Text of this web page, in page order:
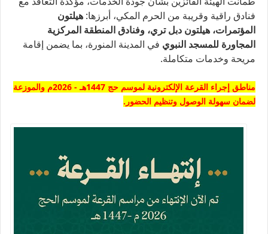
فنادق راقية وقريبة من الحرم المكي، أبرزها: هيلتون
المؤتمرات، هيلتون دبل تري، وفنادق المنطقة المركزية
المجاورة للمسجد النبوي في المدينة المنورة، بما يضمن إقامة
مريحة وخدمات متكاملة.
مناطق إجراء القرعة الإلكترونية لموسم حج 1447هـ - 2026م والموزعة
لضمان سهولة الوصول وتنظيم الحضور.